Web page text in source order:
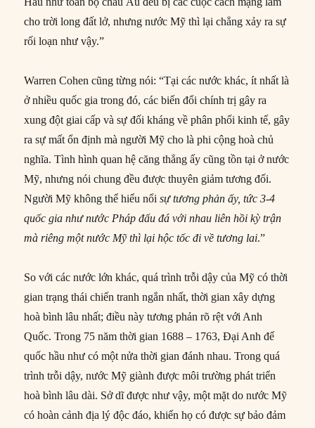
cho trời long đất lở, nhưng nước Mỹ thì lại chẳng xảy ra sự
rối loạn như vậy.”
Warren Cohen cũng từng nói: “Tại các nước khác, ít nhất là
ở nhiều quốc gia trong đó, các biến đổi chính trị gây ra
xung đột giai cấp và sự đối kháng về phân phối kinh tế, gây
ra sự mất ổn định mà người Mỹ cho là phi cộng hoà chủ
nghĩa. Tình hình quan hệ căng thẳng ấy cũng tồn tại ở nước
Mỹ, nhưng nói chung đều được thuyên giảm tương đối.
Người Mỹ không thể hiểu nổi sự tương phản ấy, tức 3-4
quốc gia nhưnước Pháp đấu đá với nhau liên hồi kỳ trận
mà riêng mộtnước Mỹ thì lại hộc tốc đi về tương lai.”
So với các nước lớn khác, quá trình trỗi dậy của Mỹ có thời
gian trạng thái chiến tranh ngắn nhất, thời gian xây dựng
hoà bình lâu nhất; điều này tương phản rõ rệt với Anh
Quốc. Trong 75 năm thời gian 1688 – 1763, Đại Anh đế
quốc hầu như có một nửa thời gian đánh nhau. Trong quá
trình trỗi dậy, nước Mỹ giành được môi trường phát triển
hoà bình lâu dài. Sở dĩ được như vậy, một mặt do nước Mỹ
có hoàn cảnh địa lý độc đáo, khiến họ có được sự bảo đảm